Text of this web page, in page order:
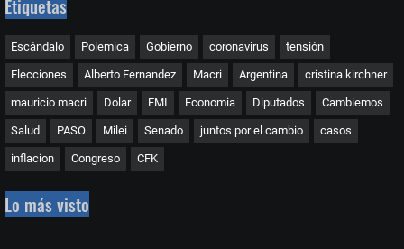
Etiquetas
Escándalo Polemica Gobierno coronavirus tensión
Elecciones Alberto Fernandez Macri Argentina cristina kirchner
mauricio macri Dolar FMI Economia Diputados Cambiemos
Salud PASO Milei Senado juntos por el cambio casos
inflacion Congreso CFK
Lo más visto